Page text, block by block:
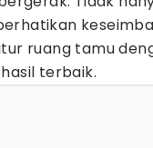
ruang tamu
terbaik.